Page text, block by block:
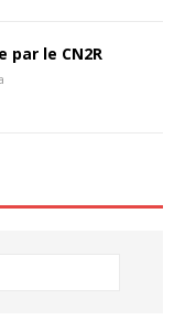
par le CN2R